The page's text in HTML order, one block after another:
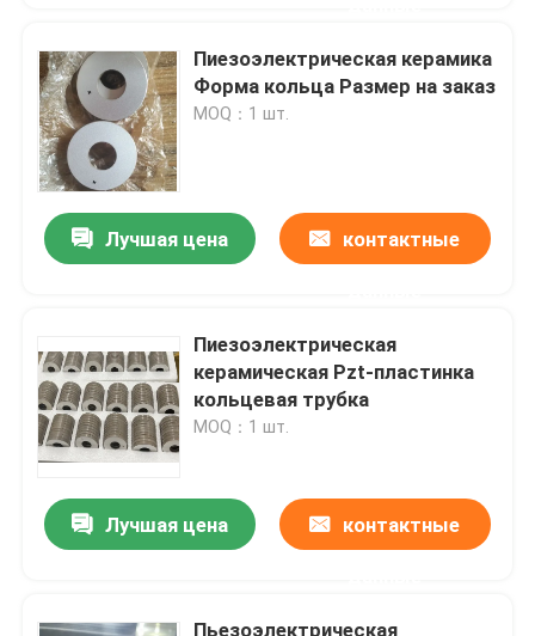
Пиезоэлектрическая керамика
Форма кольца Размер на заказ
MOQ：1 шт.
Лучшая цена контактные
Пиезоэлектрическая
керамическая Pzt-пластинка
кольцевая трубка
MOQ：1 шт.
Лучшая цена контактные
Пьезоэлектрическая